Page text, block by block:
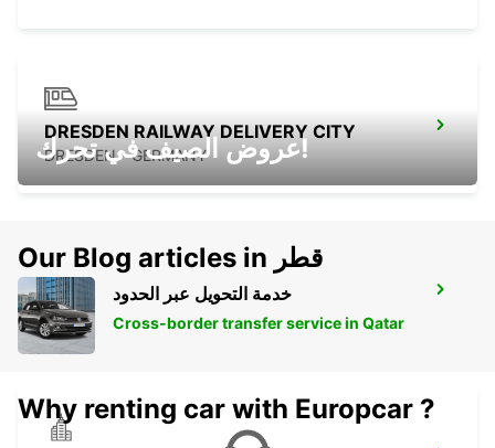
DRESDEN RAILWAY DELIVERY CITY
DRESDEN - GERMANY
DRESDEN VAN TRUCKS CARS
DRESDEN - GERMANY
عروض الصيف في تحرك!
Our Blog articles in قطر
خدمة التحويل عبر الحدود
Cross-border transfer service in Qatar
Why renting car with Europcar ?